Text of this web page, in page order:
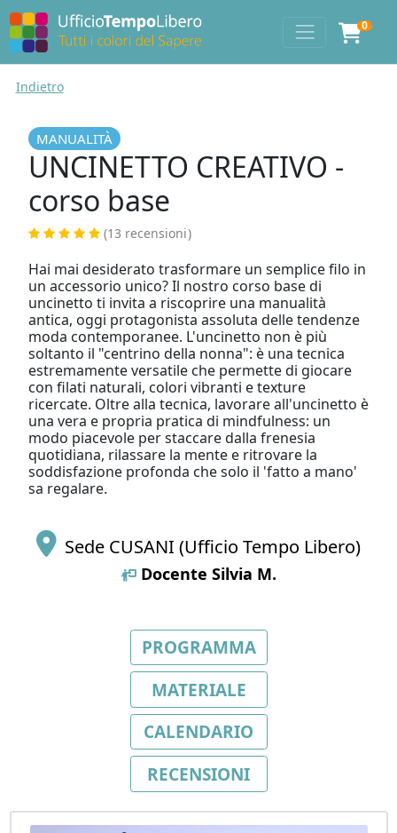
0
Indietro
MANUALITÀ
UNCINETTO CREATIVO -
corso base
(13 recensioni)
Hai mai desiderato trasformare un semplice filo in
un accessorio unico? Il nostro corso base di
uncinetto ti invita a riscoprire una manualità
antica, oggi protagonista assoluta delle tendenze
moda contemporanee. L'uncinetto non è più
soltanto il "centrino della nonna": è una tecnica
estremamente versatile che permette di giocare
con filati naturali, colori vibranti e texture
ricercate. Oltre alla tecnica, lavorare all'uncinetto è
una vera e propria pratica di mindfulness: un
modo piacevole per staccare dalla frenesia
quotidiana, rilassare la mente e ritrovare la
soddisfazione profonda che solo il 'fatto a mano'
sa regalare.
Sede CUSANI (Ufficio Tempo Libero)
Docente Silvia M.
PROGRAMMA
MATERIALE
CALENDARIO
RECENSIONI